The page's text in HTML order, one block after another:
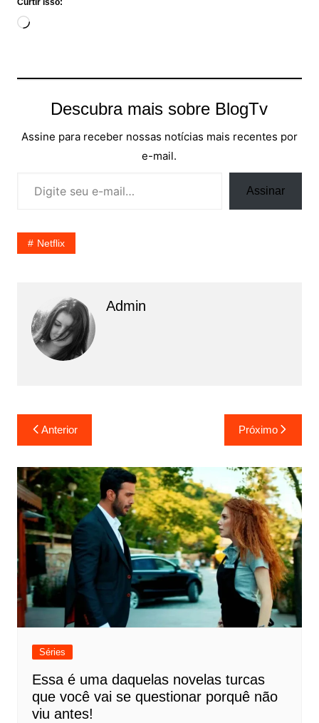
Curtir isso:
Carregando...
Descubra mais sobre BlogTv
Assine para receber nossas notícias mais recentes por
e-mail.
Assinar
Netflix
Admin
Navegação
de
Post
Anterior Próximo
Séries
Essa é uma daquelas novelas turcas
que você vai se questionar porquê não
viu antes!